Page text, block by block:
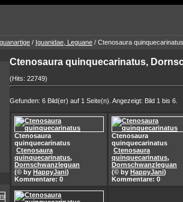
/ Iguanidae, Leguane / Ctenosaura
Ctenosaura quinquecarinatus,
(Hits: 22749)
Gefunden: 6 Bild(er) auf 1 Seite(n). Angezeigt: Bild 1 bis 6.
Ctenosaura
quinquecarinatus
Ctenosaura
quinquecarinatus,
Dornschwanzleguan
(© by HappyJani)
Kommentare: 0
Ctenosaura
quinquecarinatus
Ctenosaura
quinquecarinatus,
Dornschwanzleguan
(© by HappyJani)
Kommentare: 0